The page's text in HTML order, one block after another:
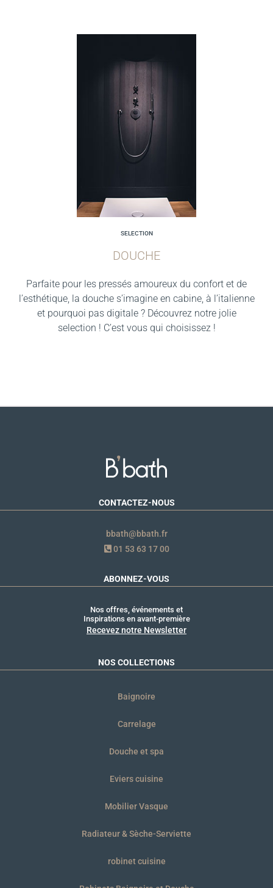
SELECTION
DOUCHE
Parfaite pour les pressés amoureux du confort et de
l’esthétique, la douche s’imagine en cabine, à l’italienne
et pourquoi pas digitale ? Découvrez notre jolie
selection ! C’est vous qui choisissez !
CONTACTEZ-NOUS
bbath@bbath.fr
01 53 63 17 00
ABONNEZ-VOUS
Nos offres, événements et
Inspirations en avant-première
Recevez notre Newsletter
NOS COLLECTIONS
Baignoire
Carrelage
Douche et spa
Eviers cuisine
Mobilier Vasque
Radiateur & Sèche-Serviette
robinet cuisine